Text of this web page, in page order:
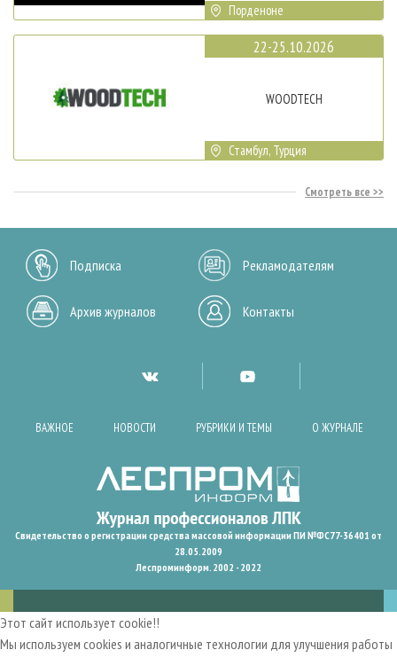
Порденоне
22-25.10.2026
WOODTECH
Стамбул, Турция
Смотреть все
Подписка Рекламодателям
Архив журналов Контакты
ВАЖНОЕ НОВОСТИ РУБРИКИ И ТЕМЫ О ЖУРНАЛЕ
Свидетельство о регистрации средства массовой информации ПИ №ФС77-36401 от
28.05.2009
Леспроминформ. 2002 - 2022
Этот сайт использует cookie!!
Мы используем cookies и аналогичные технологии для улучшения работы